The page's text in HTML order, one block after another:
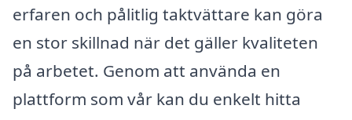
erfaren och pålitlig taktvättare kan göra
en stor skillnad när det gäller kvaliteten
på arbetet. Genom att använda en
plattform som vår kan du enkelt hitta